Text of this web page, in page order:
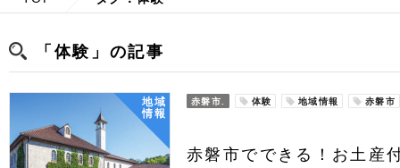
「体験」の記事
地域
情報
赤磐市. 体験 地域情報 赤磐市
赤磐市でできる！お土産